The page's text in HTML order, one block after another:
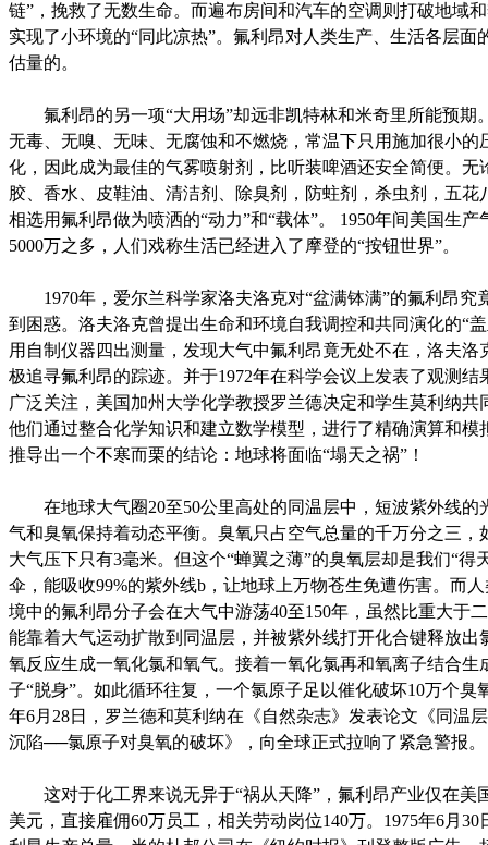
链”，挽救了无数生命。而遍布房间和汽车的空调则打破地域
实现了小环境的“同此凉热”。氟利昂对人类生产、生活各层面
估量的。
氟利昂的另一项“大用场”却远非凯特林和米奇里所能预期
无毒、无嗅、无味、无腐蚀和不燃烧，常温下只用施加很小的
化，因此成为最佳的气雾喷射剂，比听装啤酒还安全简便。无
胶、香水、皮鞋油、清洁剂、除臭剂，防蛀剂，杀虫剂，五花
相选用氟利昂做为喷洒的“动力”和“载体”。 1950年间美国生产
5000万之多，人们戏称生活已经进入了摩登的“按钮世界”。
1970年，爱尔兰科学家洛夫洛克对“盆满钵满”的氟利昂究
到困惑。洛夫洛克曾提出生命和环境自我调控和共同演化的“
用自制仪器四出测量，发现大气中氟利昂竟无处不在，洛夫洛
极追寻氟利昂的踪迹。并于1972年在科学会议上发表了观测结
广泛关注，美国加州大学化学教授罗兰德决定和学生莫利纳共
他们通过整合化学知识和建立数学模型，进行了精确演算和模
推导出一个不寒而栗的结论：地球将面临“塌天之祸”！
在地球大气圈20至50公里高处的同温层中，短波紫外线的
气和臭氧保持着动态平衡。臭氧只占空气总量的千万分之三，
大气压下只有3毫米。但这个“蝉翼之薄”的臭氧层却是我们“得
伞，能吸收99%的紫外线b，让地球上万物苍生免遭伤害。而
境中的氟利昂分子会在大气中游荡40至150年，虽然比重大于
能靠着大气运动扩散到同温层，并被紫外线打开化合键释放出
氧反应生成一氧化氯和氧气。接着一氧化氯再和氧离子结合生
子“脱身”。如此循环往复，一个氯原子足以催化破坏10万个臭
年6月28日，罗兰德和莫利纳在《自然杂志》发表论文《同温
沉陷──氯原子对臭氧的破坏》，向全球正式拉响了紧急警报。
这对于化工界来说无异于“祸从天降”，氟利昂产业仅在美
美元，直接雇佣60万员工，相关劳动岗位140万。1975年6月30